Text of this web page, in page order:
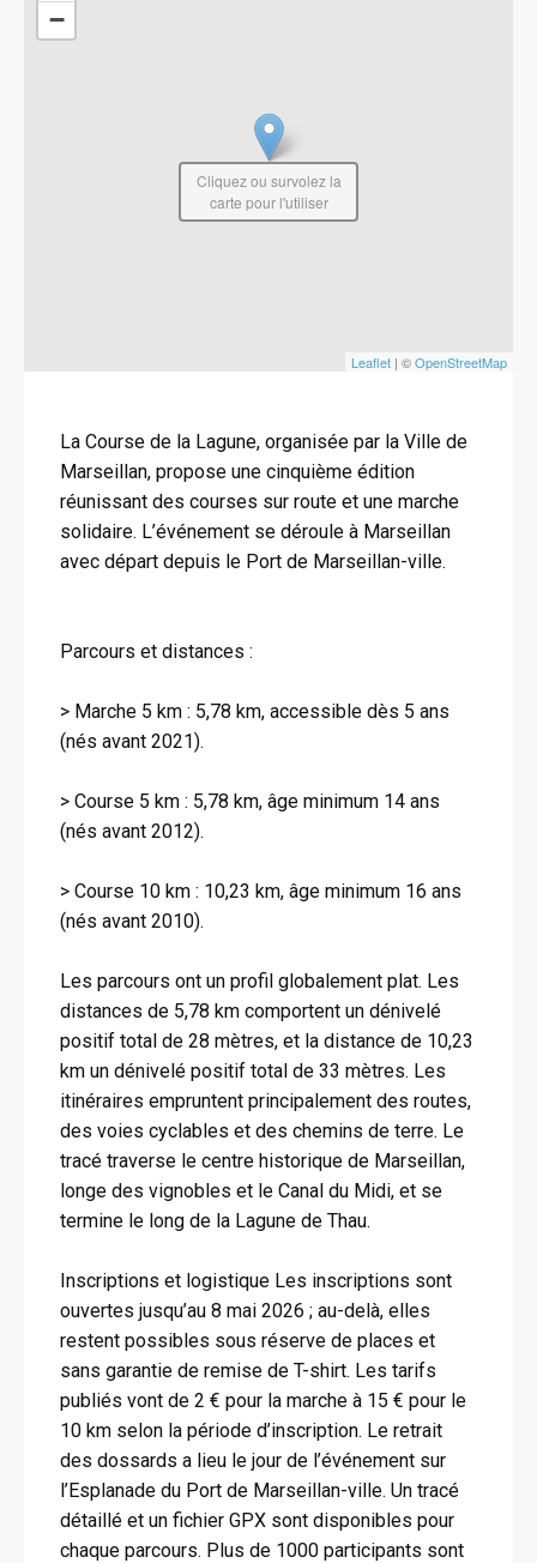
−
Leaflet | ©OpenStreetMap
Cliquez ou survolez la
carte pour l'utiliser
La Course de la Lagune, organisée par la Ville de
Marseillan, propose une cinquième édition
réunissant des courses sur route et une marche
solidaire. L’événement se déroule à Marseillan
avec départ depuis le Port de Marseillan-ville.
Parcours et distances :
> Marche 5 km : 5,78 km, accessible dès 5 ans
(nés avant 2021).
> Course 5 km : 5,78 km, âge minimum 14 ans
(nés avant 2012).
> Course 10 km : 10,23 km, âge minimum 16 ans
(nés avant 2010).
Les parcours ont un profil globalement plat. Les
distances de 5,78 km comportent un dénivelé
positif total de 28 mètres, et la distance de 10,23
km un dénivelé positif total de 33 mètres. Les
itinéraires empruntent principalement des routes,
des voies cyclables et des chemins de terre. Le
tracé traverse le centre historique de Marseillan,
longe des vignobles et le Canal du Midi, et se
termine le long de la Lagune de Thau.
Inscriptions et logistique Les inscriptions sont
ouvertes jusqu’au 8 mai 2026 ; au-delà, elles
restent possibles sous réserve de places et
sans garantie de remise de T-shirt. Les tarifs
publiés vont de 2 € pour la marche à 15 € pour le
10 km selon la période d’inscription. Le retrait
des dossards a lieu le jour de l’événement sur
l’Esplanade du Port de Marseillan-ville. Un tracé
détaillé et un fichier GPX sont disponibles pour
chaque parcours. Plus de 1000 participants sont